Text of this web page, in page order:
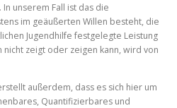
unserem Fall ist das die
im geäußerten Willen besteht, die
Jugendhilfe festgelegte Leistung
nicht zeigt oder zeigen kann, wird von
außerdem, dass es sich hier um
Quantifizierbares und